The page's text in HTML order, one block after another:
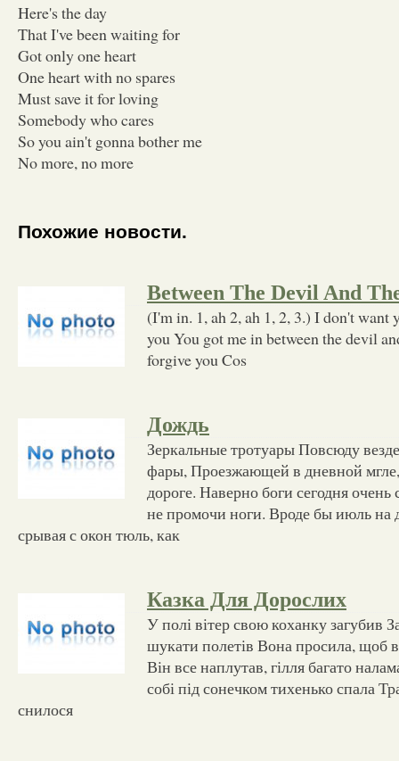
Here's the day
That I've been waiting for
Got only one heart
One heart with no spares
Must save it for loving
Somebody who cares
So you ain't gonna bother me
No more, no more
Похожие новости.
Between The Devil And
(I'm in. 1, ah 2, ah 1, 2, 3.) I don't want
you You got me in between the devil
forgive you Cos
Дождь
Зеркальные тротуары Повсюду
фары, Проезжающей в дневной
дороге. Наверно боги сегодня очень
не промочи ноги. Вроде бы июль на
срывая с окон тюль, как
Казка Для Дорослих
У полі вітер свою коханку загубив
шукати полетів Вона просила, щоб
Він все наплутав, гілля багато
собі під сонечком тихенько спала
снилося